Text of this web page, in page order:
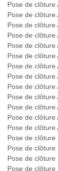
Pose de clôture
Pose de clôture
Pose de clôture
Pose de clôture
Pose de clôture
Pose de clôture
Pose de clôture
Pose de clôture
Pose de clôture
Pose de clôture
Pose de clôture
Pose de clôture
Pose de clôture
Pose de
Pose de clôture
Pose de
Pose de